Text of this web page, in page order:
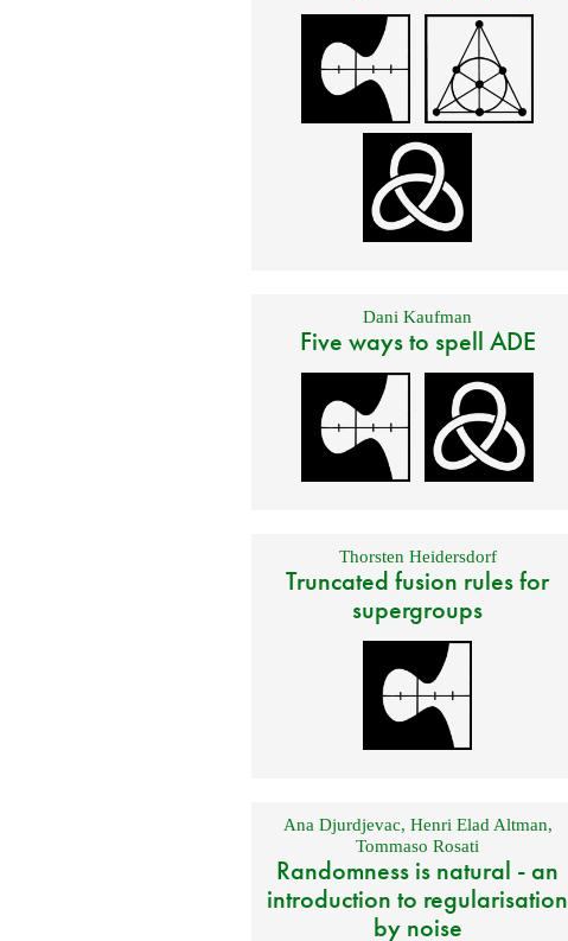
Dani Kaufman
Five ways to spell ADE
Thorsten Heidersdorf
Truncated fusion rules for
supergroups
Ana Djurdjevac, Henri Elad Altman,
Tommaso Rosati
Randomness is natural - an
introduction to regularisation
by noise